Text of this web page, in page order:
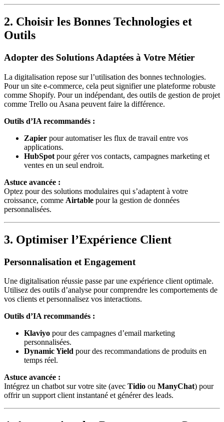
2. Choisir les Bonnes Technologies et
Outils
Adopter des Solutions Adaptées à Votre Métier
La digitalisation repose sur l’utilisation des bonnes technologies.
Pour un site e-commerce, cela peut signifier une plateforme robuste
comme Shopify. Pour un indépendant, des outils de gestion de projet
comme Trello ou Asana peuvent faire la différence.
Outils d’IA recommandés :
Zapier pour automatiser les flux de travail entre vos
applications.
HubSpot pour gérer vos contacts, campagnes marketing et
ventes en un seul endroit.
Astuce avancée :
Optez pour des solutions modulaires qui s’adaptent à votre
croissance, comme Airtable pour la gestion de données
personnalisées.
3. Optimiser l’Expérience Client
Personnalisation et Engagement
Une digitalisation réussie passe par une expérience client optimale.
Utilisez des outils d’analyse pour comprendre les comportements de
vos clients et personnalisez vos interactions.
Outils d’IA recommandés :
Klaviyo pour des campagnes d’email marketing
personnalisées.
Dynamic Yield pour des recommandations de produits en
temps réel.
Astuce avancée :
Intégrez un chatbot sur votre site (avec Tidio ou ManyChat) pour
offrir un support client instantané et générer des leads.